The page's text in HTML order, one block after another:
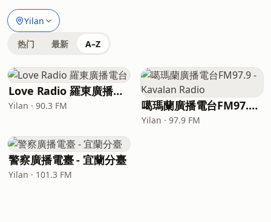
Yilan
热门 最新 A–Z
Love Radio 羅東廣播電台
Yilan · 90.3 FM 噶瑪蘭廣播電台FM97.9 - Kavalan Radio
Yilan · 97.9 FM
警察廣播電臺 - 宜蘭分臺
Yilan · 101.3 FM